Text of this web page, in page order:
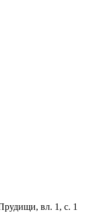
вл. 1, с. 1